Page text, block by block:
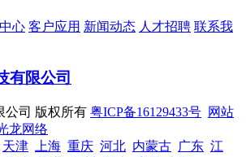
心 客户应用 新闻动态 人才招聘 联系我
公司 版权所有 粤ICP备16129433号 网站
龙网络
天津 上海 重庆 河北 内蒙古 广东 江